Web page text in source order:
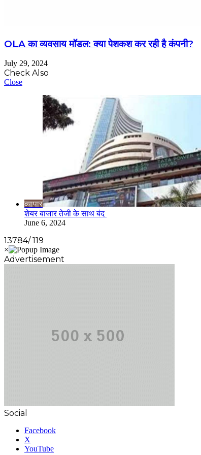
OLA का व्यवसाय मॉडल: क्या पेशकश कर रही है कंपनी?
July 29, 2024
Check Also
Close
व्यापार
शेयर बाजार तेजी के साथ बंद
June 6, 2024
13784/ 119
Advertisement
Social
Facebook
X
YouTube